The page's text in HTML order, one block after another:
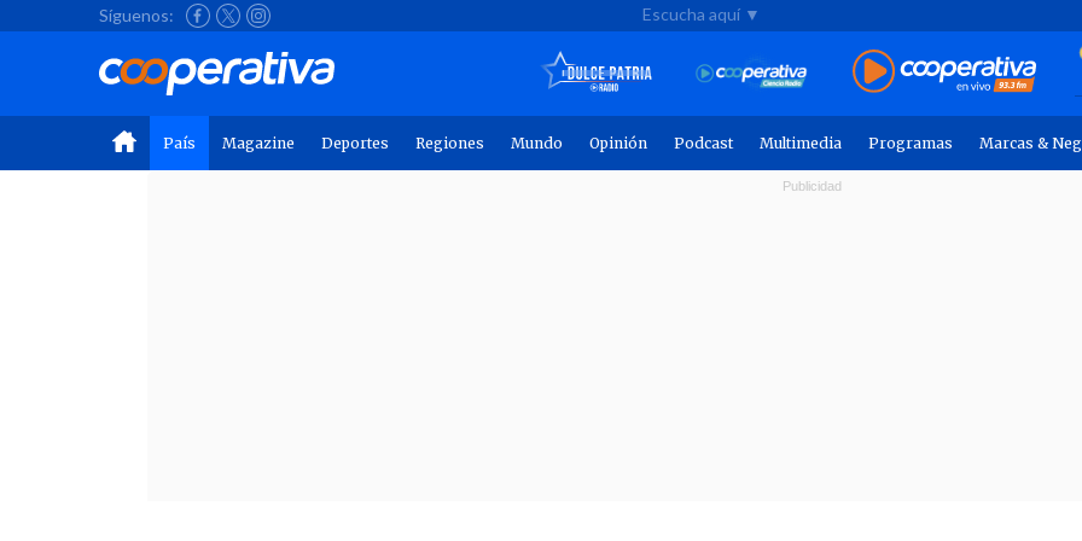
Síguenos: Escucha aquí ▼
País Magazine Deportes Regiones Mundo Opinión Podcast Multimedia Programas Marcas &